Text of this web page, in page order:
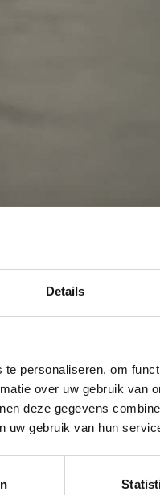
Details
personaliseren, om
over uw gebruik van
deze gegevens
uw gebruik van hun